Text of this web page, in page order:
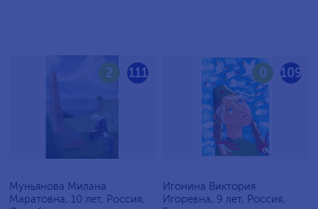
111
2
Муньянова Милана
Маратовна, 10 лет, Россия,
109
0
Игонина Виктория
Игоревна, 9 лет, Россия,